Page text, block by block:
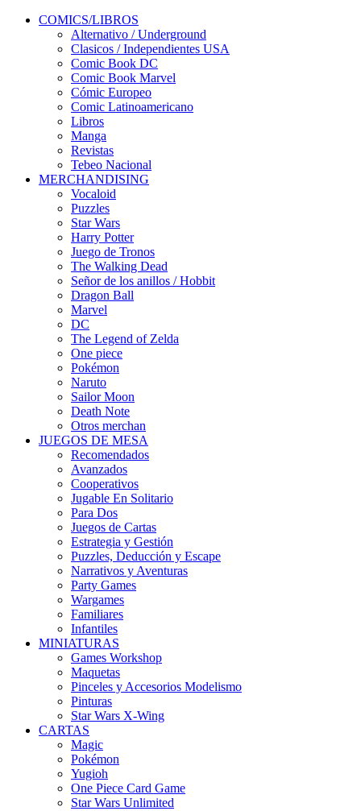
COMICS/LIBROS
Alternativo / Underground
Clasicos / Independientes USA
Comic Book DC
Comic Book Marvel
Cómic Europeo
Comic Latinoamericano
Libros
Manga
Revistas
Tebeo Nacional
MERCHANDISING
Vocaloid
Puzzles
Star Wars
Harry Potter
Juego de Tronos
The Walking Dead
Señor de los anillos / Hobbit
Dragon Ball
Marvel
DC
The Legend of Zelda
One piece
Pokémon
Naruto
Sailor Moon
Death Note
Otros merchan
JUEGOS DE MESA
Recomendados
Avanzados
Cooperativos
Jugable En Solitario
Para Dos
Juegos de Cartas
Estrategia y Gestión
Puzzles, Deducción y Escape
Narrativos y Aventuras
Party Games
Wargames
Familiares
Infantiles
MINIATURAS
Games Workshop
Maquetas
Pinceles y Accesorios Modelismo
Pinturas
Star Wars X-Wing
CARTAS
Magic
Pokémon
Yugioh
One Piece Card Game
Star Wars Unlimited